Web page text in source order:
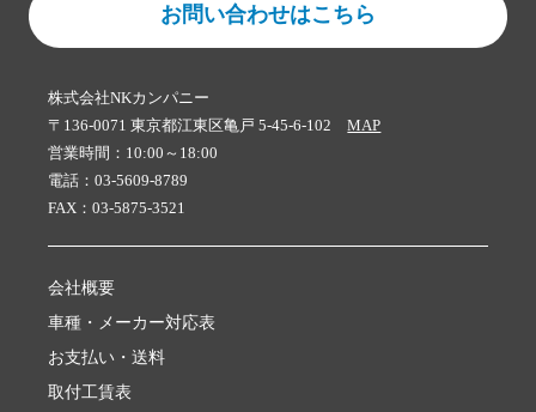
お問い合わせはこちら
株式会社NKカンパニー
〒136-0071 東京都江東区亀戸 5-45-6-102MAP
営業時間：10:00～18:00
電話：03-5609-8789
FAX：03-5875-3521
会社概要
車種・メーカー対応表
お支払い・送料
取付工賃表